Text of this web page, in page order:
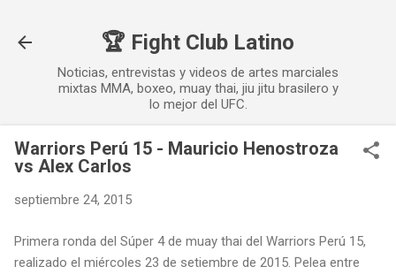
🏆 Fight Club Latino
Noticias, entrevistas y videos de artes marciales
mixtas MMA, boxeo, muay thai, jiu jitu brasilero y
lo mejor del UFC.
Warriors Perú 15 - Mauricio Henostroza
vs Alex Carlos
septiembre 24, 2015
Primera ronda del Súper 4 de muay thai del Warriors Perú 15,
realizado el miércoles 23 de setiembre de 2015. Pelea entre